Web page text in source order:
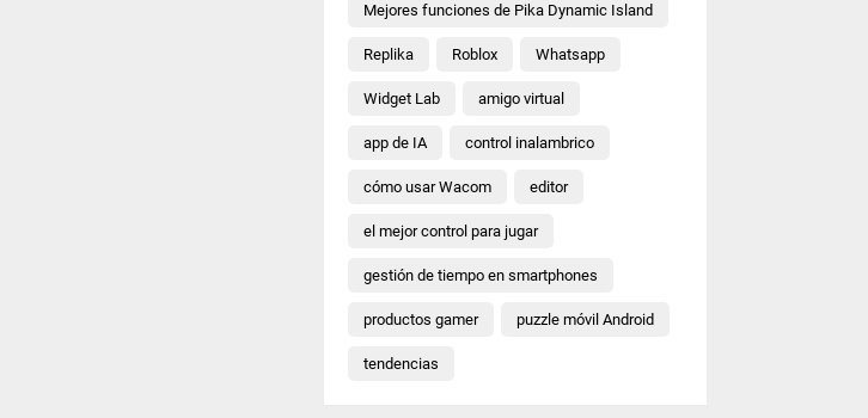
Mejores funciones de Pika Dynamic Island
Replika Roblox Whatsapp
Widget Lab amigo virtual
app de IA control inalambrico
cómo usar Wacom editor
el mejor control para jugar
gestión de tiempo en smartphones
productos gamer puzzle móvil Android
tendencias